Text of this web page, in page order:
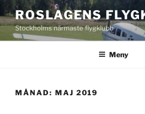
Hoppa
till
innehåll
ROSLAGENS
Stockholms närmaste flygklubb
Meny
MÅNAD: MAJ 2019